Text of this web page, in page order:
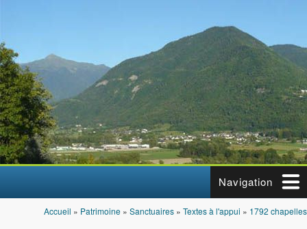
Navigation
Vous êtes ici
Accueil » Patrimoine » Sanctuaires » Textes à l'appui » 1792